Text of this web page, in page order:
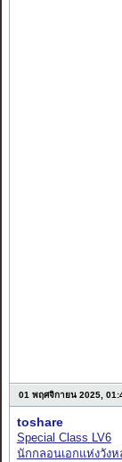
01 พฤศจิกายน 2025,
toshare
Special Class LV6
นักกลอนเอกแห่งวังห